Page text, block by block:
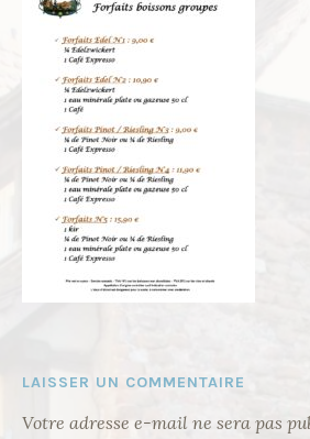
LAISSER UN COMMENTAIRE
Votre adresse e-mail ne sera pas